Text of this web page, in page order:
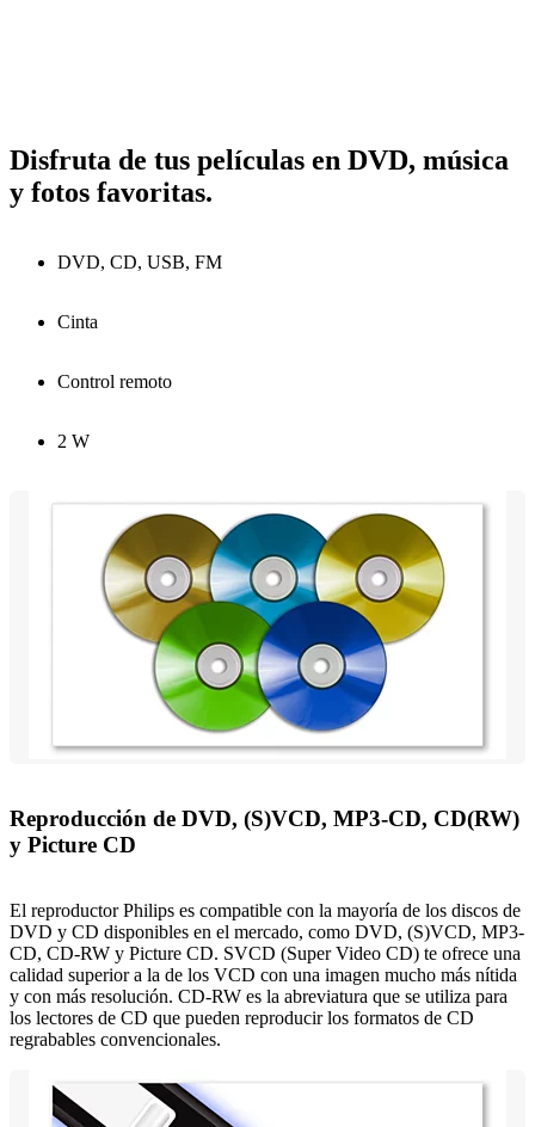
Disfruta de tus películas en DVD, música
y fotos favoritas.
DVD, CD, USB, FM
Cinta
Control remoto
2 W
Reproducción de DVD, (S)VCD, MP3-CD, CD(RW)
y Picture CD
El reproductor Philips es compatible con la mayoría de los discos de
DVD y CD disponibles en el mercado, como DVD, (S)VCD, MP3-
CD, CD-RW y Picture CD. SVCD (Super Video CD) te ofrece una
calidad superior a la de los VCD con una imagen mucho más nítida
y con más resolución. CD-RW es la abreviatura que se utiliza para
los lectores de CD que pueden reproducir los formatos de CD
regrabables convencionales.